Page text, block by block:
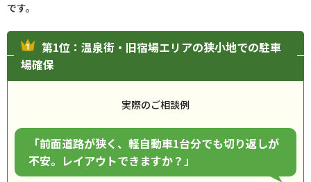
です。
第1位：温泉街・旧宿場エリアの狭小地での駐車
場確保
実際のご相談例
「前面道路が狭く、軽自動車1台分でも切り返しが
不安。レイアウトできますか？」